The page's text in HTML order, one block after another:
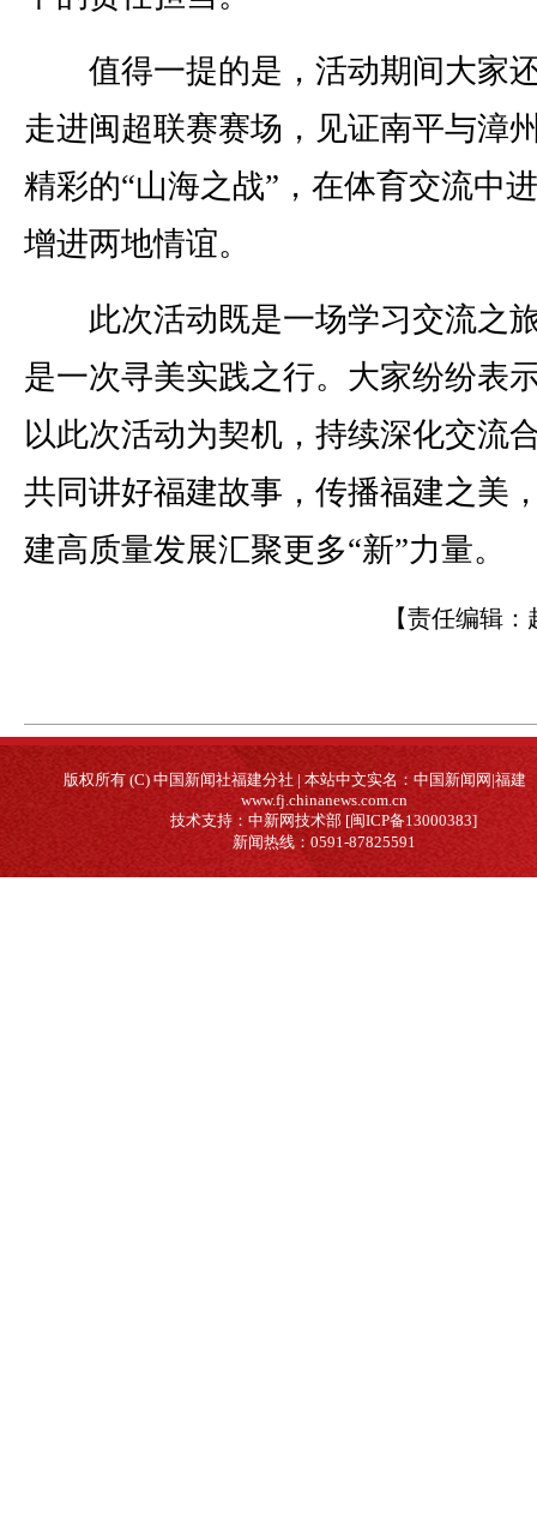
值得一提的是，活动期间大家
走进闽超联赛赛场，见证南平与漳
精彩的“山海之战”，在体育交流中
增进两地情谊。
此次活动既是一场学习交流之
是一次寻美实践之行。大家纷纷表
以此次活动为契机，持续深化交流
共同讲好福建故事，传播福建之美
建高质量发展汇聚更多“新”力量。
【责任编辑：
版权所有 (C) 中国新闻社福建分社 | 本站中文实名：中国新闻网|福建
www.fj.chinanews.com.cn
技术支持：中新网技术部 [闽ICP备13000383]
新闻热线：0591-87825591